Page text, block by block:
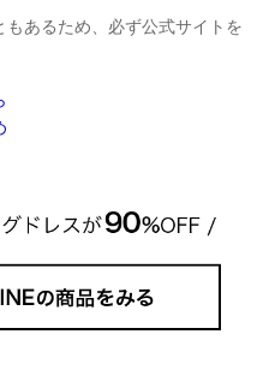
あるため、必ず公式サイトを